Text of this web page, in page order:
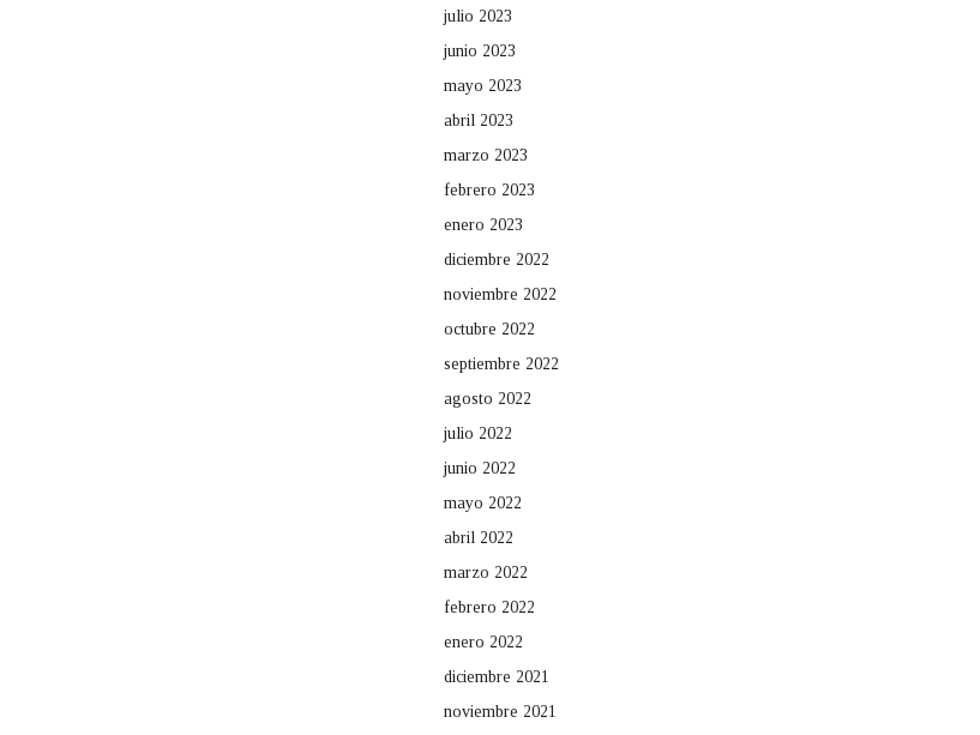
julio 2023
junio 2023
mayo 2023
abril 2023
marzo 2023
febrero 2023
enero 2023
diciembre 2022
noviembre 2022
octubre 2022
septiembre 2022
agosto 2022
julio 2022
junio 2022
mayo 2022
abril 2022
marzo 2022
febrero 2022
enero 2022
diciembre 2021
noviembre 2021